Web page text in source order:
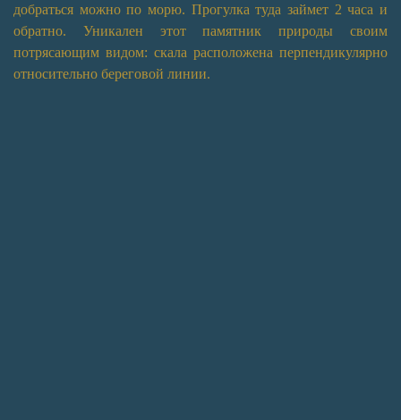
добраться можно по морю. Прогулка туда займет 2 часа и
обратно. Уникален этот памятник природы своим
потрясающим видом: скала расположена перпендикулярно
относительно береговой линии.